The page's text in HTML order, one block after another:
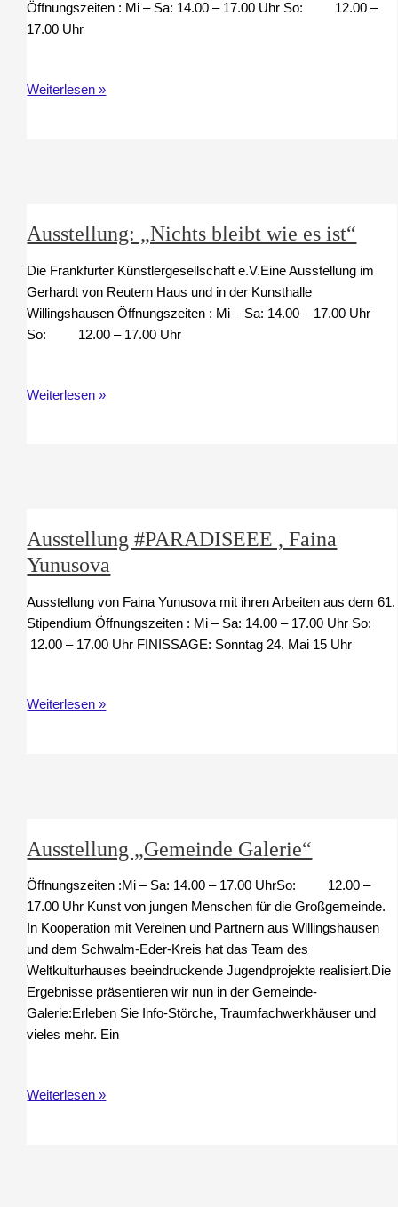
Öffnungszeiten : Mi – Sa: 14.00 – 17.00 Uhr So: 12.00 –
17.00 Uhr
Ausstellung
Weiterlesen »
Ausstellung: „Nichts bleibt wie es ist“
Die Frankfurter Künstlergesellschaft e.V.Eine Ausstellung im
Gerhardt von Reutern Haus und in der Kunsthalle
Willingshausen Öffnungszeiten : Mi – Sa: 14.00 – 17.00 Uhr
So: 12.00 – 17.00 Uhr
Ausstellung:
Weiterlesen »
Ausstellung #PARADISEEE , Faina
Yunusova
Ausstellung von Faina Yunusova mit ihren Arbeiten aus dem 61.
Stipendium Öffnungszeiten : Mi – Sa: 14.00 – 17.00 Uhr So:
12.00 – 17.00 Uhr FINISSAGE: Sonntag 24. Mai 15 Uhr
Ausstellung
Weiterlesen »
Ausstellung „Gemeinde Galerie“
Öffnungszeiten :Mi – Sa: 14.00 – 17.00 UhrSo: 12.00 –
17.00 Uhr Kunst von jungen Menschen für die Großgemeinde.
In Kooperation mit Vereinen und Partnern aus Willingshausen
und dem Schwalm-Eder-Kreis hat das Team des
Weltkulturhauses beeindruckende Jugendprojekte realisiert.Die
Ergebnisse präsentieren wir nun in der Gemeinde-
Galerie:Erleben Sie Info-Störche, Traumfachwerkhäuser und
vieles mehr. Ein
Ausstellung
Weiterlesen »